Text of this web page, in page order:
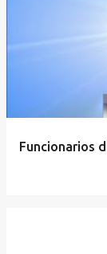
Funcionarios